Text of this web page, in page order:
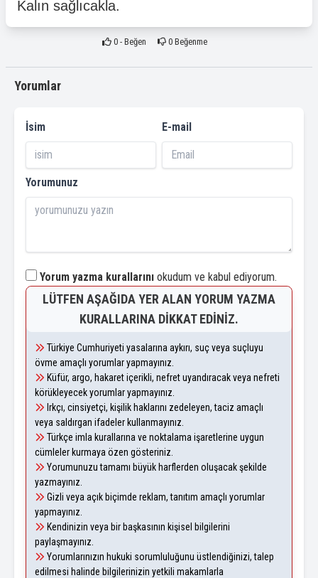
Kalın sağlıcakla.
0- Beğen 0 Beğenme
Yorumlar
İsim E-mail
Yorumunuz
Yorum yazma kurallarını okudum ve kabul ediyorum.
LÜTFEN AŞAĞIDA YER ALAN YORUM YAZMA
KURALLARINA DIKKAT EDINIZ.
Türkiye Cumhuriyeti yasalarına aykırı, suç veya suçluyu
övme amaçlı yorumlar yapmayınız.
Küfür, argo, hakaret içerikli, nefret uyandıracak veya nefreti
körükleyecek yorumlar yapmayınız.
Irkçı, cinsiyetçi, kişilik haklarını zedeleyen, taciz amaçlı
veya saldırgan ifadeler kullanmayınız.
Türkçe imla kurallarına ve noktalama işaretlerine uygun
cümleler kurmaya özen gösteriniz.
Yorumunuzu tamamı büyük harflerden oluşacak şekilde
yazmayınız.
Gizli veya açık biçimde reklam, tanıtım amaçlı yorumlar
yapmayınız.
Kendinizin veya bir başkasının kişisel bilgilerini
paylaşmayınız.
Yorumlarınızın hukuki sorumluluğunu üstlendiğinizi, talep
edilmesi halinde bilgilerinizin yetkili makamlarla